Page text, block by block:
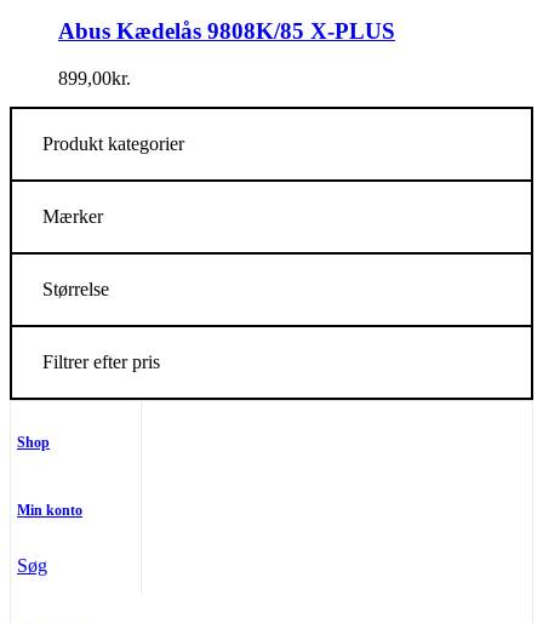
Abus Kædelås 9808K/85 X-PLUS
899,00kr.
Produkt kategorier
Mærker
Størrelse
Filtrer efter pris
Shop
Min konto
Søg